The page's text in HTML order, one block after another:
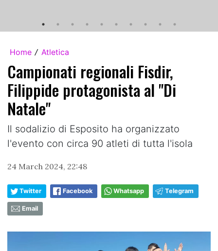
Home / Atletica
Campionati regionali Fisdir,
Filippide protagonista al "Di
Natale"
Il sodalizio di Esposito ha organizzato
l'evento con circa 90 atleti di tutta l'isola
24 March 2024, 22:48
Twitter Facebook Whatsapp Telegram
Email